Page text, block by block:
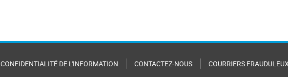
CONFIDENTIALITÉ DE L'INFORMATION CONTACTEZ-NOUS COURRIERS